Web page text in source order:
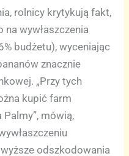
rolnicy krytykują fakt,
wywłaszczenia
budżetu), wyceniając
znacznie
„Przy tych
kupić farm
mówią,
odszkodowania